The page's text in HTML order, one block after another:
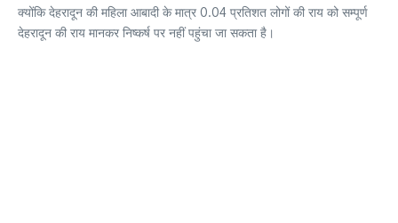
क्योंकि देहरादून की महिला आबादी के मात्र 0.04 प्रतिशत लोगों की राय को सम्पूर्ण
देहरादून की राय मानकर निष्कर्ष पर नहीं पहुंचा जा सकता है।